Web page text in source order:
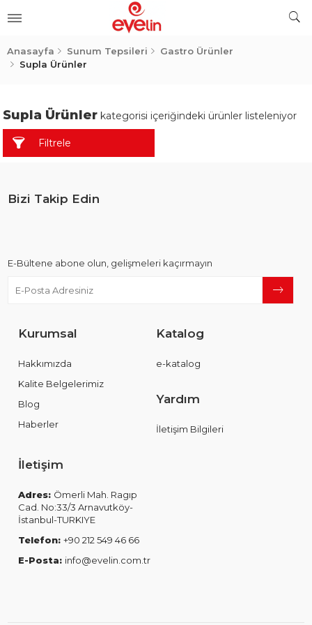
Anasayfa
Sunum Tepsileri
Gastro Ürünler
Supla Ürünler
Supla Ürünler kategorisi içeriğindeki ürünler listeleniyor
Filtrele
Kurumsal
Hakkımızda
Kalite Belgelerimiz
Blog
Haberler
Katalog
e-katalog
Yardım
İletişim Bilgileri
İletişim
Adres: Ömerli Mah. Ragıp
Cad. No:33/3 Arnavutköy-
İstanbul-TURKIYE
Telefon:+90 212 549 46 66
E-Posta: info@evelin.com.tr
Bizi Takip Edin
E-Bültene abone olun, gelişmeleri kaçırmayın